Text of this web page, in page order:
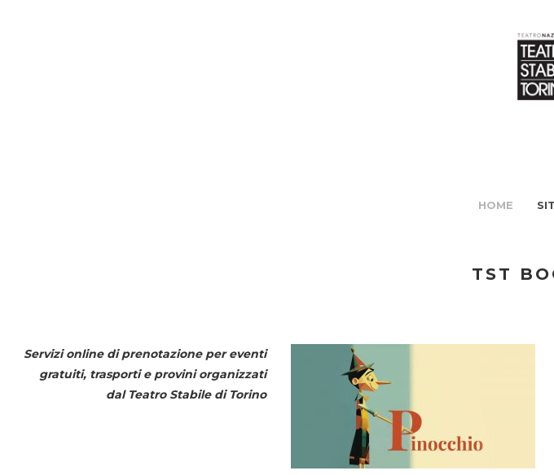
HOME
TST
Servizi online di prenotazione per eventi
gratuiti, trasporti e provini organizzati
dal Teatro Stabile di Torino